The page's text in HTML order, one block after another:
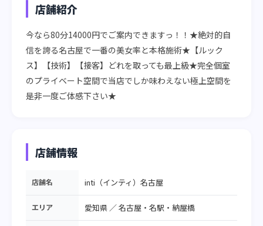
店舗紹介
今なら80分14000円でご案内できますっ！！★絶対的自
信を誇る名古屋で一番の美女率と本格施術★【ルック
ス】【技術】【接客】どれを取っても最上級★完全個室
のプライベート空間で当店でしか味わえない極上空間を
是非一度ご体感下さい★
店舗情報
店舗名 inti（インティ）名古屋
エリア 愛知県 ／名古屋・名駅・納屋橋